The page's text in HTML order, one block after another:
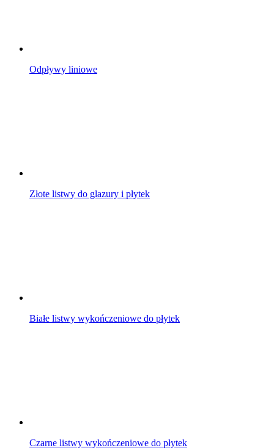
Odpływy liniowe
Złote listwy do glazury i płytek
Białe listwy wykończeniowe do płytek
Czarne listwy wykończeniowe do płytek